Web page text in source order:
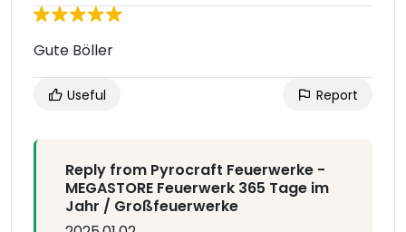
Gute Böller
Useful Report
Reply from Pyrocraft Feuerwerke -
MEGASTORE Feuerwerk 365 Tage im
Jahr / Großfeuerwerke